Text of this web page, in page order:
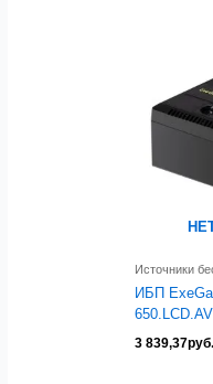
Источники
ИБП
3 839,37руб.